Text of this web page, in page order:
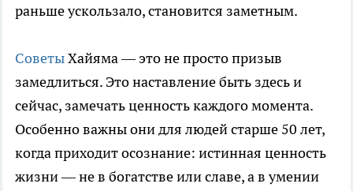
раньше ускользало, становится заметным.
СоветыХайяма — это не просто призыв
замедлиться. Это наставление быть здесь и
сейчас, замечать ценность каждого момента.
Особенно важны они для людей старше 50 лет,
когда приходит осознание: истинная ценность
жизни — не в богатстве или славе, а в умении